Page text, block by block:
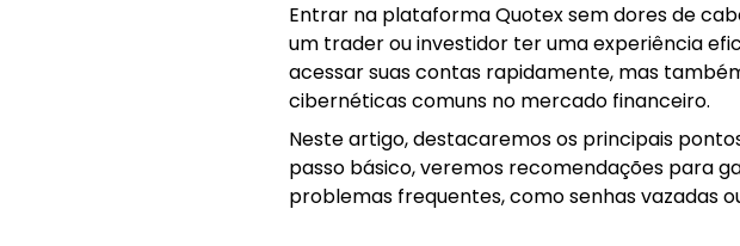
Entrar na plataforma Quotex sem dores de
um trader ou investidor ter uma experiência
acessar suas contas rapidamente, mas
cibernéticas comuns no mercado financeiro.
Neste artigo, destacaremos os principais
passo básico, veremos recomendações para
problemas frequentes, como senhas vazadas